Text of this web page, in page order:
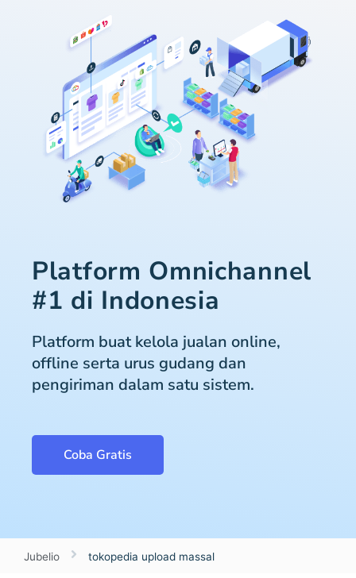
Platform Omnichannel
#1 di Indonesia
Platform buat kelola jualan online,
offline serta urus gudang dan
pengiriman dalam satu sistem.
Coba Gratis
Jubelio tokopedia upload massal